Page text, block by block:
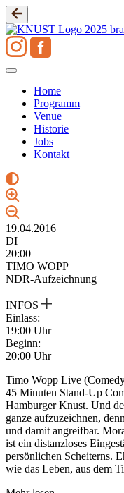
Zum
Inhalt
springen
Home
Programm
Venue
Historie
Jobs
Kontakt
19.04.2016
DI
20:00
TIMO WOPP
NDR-Aufzeichnung
INFOS
Einlass:
19:00 Uhr
Beginn:
20:00 Uhr
Timo Wopp Live
45 Minuten Stand-Up
Hamburger Knust. Und
ganze aufzuzeichnen,
und damit angreifbar.
ist ein distanzloses
persönlichen Scheiterns.
wie das Leben, aus dem